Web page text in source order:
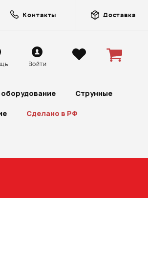
Контакты Доставка
Войти
оборудование Струнные
Сделано в РФ